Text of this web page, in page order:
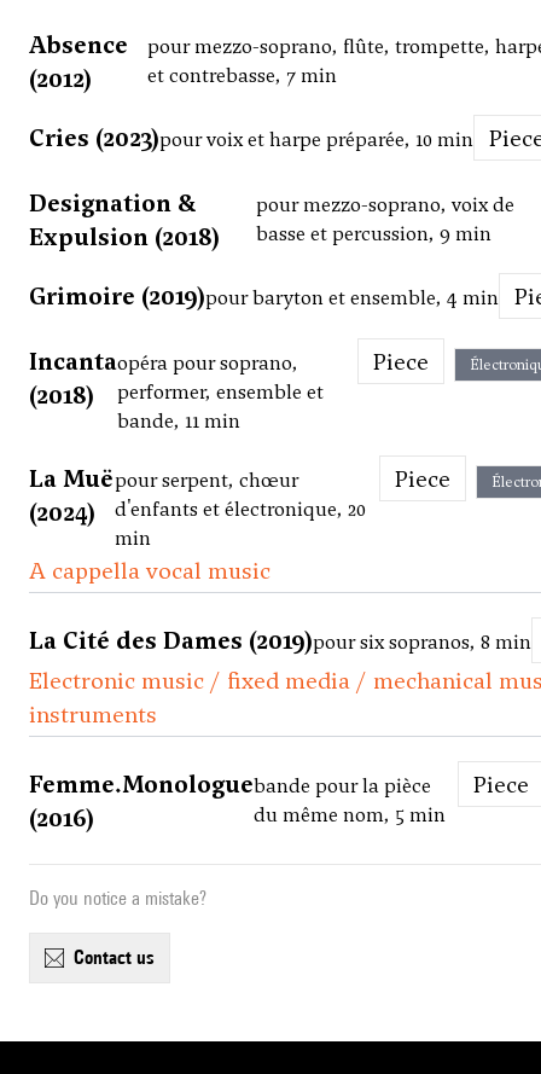
Absence
(2012)
pour mezzo-soprano, flûte, trompette,
et contrebasse, 7 min
Cries (2023)pour voix et harpe préparée, 10 min
Designation &
Expulsion (2018)
pour mezzo-soprano, voix de
basse et percussion, 9 min
Grimoire (2019)pour baryton et ensemble, 4 min
Incanta
(2018)
opéra pour soprano,
performer, ensemble et
bande, 11 min
Piece
La Muë
(2024)
pour serpent, chœur
d'enfants et électronique, 20
min
Piece
A cappella vocal music
La Cité des Dames (2019)pour six sopranos, 8 min
Electronic music / fixed media / mechanical
instruments
Femme.Monologue
(2016)
bande pour la pièce
du même nom, 5 min
Piece
Do you notice a mistake?
contact us